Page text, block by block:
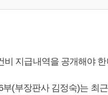
지급내역을 공개해야
(부장판사 김정숙)는 최